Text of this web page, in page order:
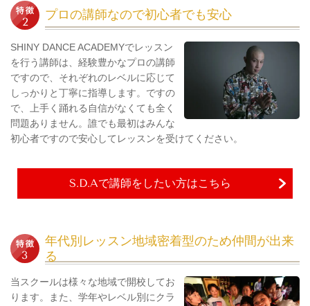
プロの講師なので初心者でも安心
SHINY DANCE ACADEMYでレッスン
を行う講師は、経験豊かなプロの講師
ですので、それぞれのレベルに応じて
しっかりと丁寧に指導します。ですの
で、上手く踊れる自信がなくても全く
問題ありません。誰でも最初はみんな
初心者ですので安心してレッスンを受けてください。
S.D.Aで講師をしたい方はこちら
年代別レッスン地域密着型のため仲間が出来
る
当スクールは様々な地域で開校してお
ります。また、学年やレベル別にクラ